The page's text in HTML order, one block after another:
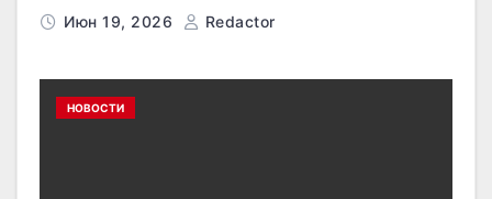
Июн 19, 2026 Redactor
НОВОСТИ